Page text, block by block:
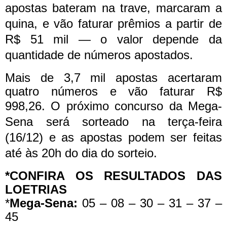
apostas bateram na trave, marcaram a
quina, e vão faturar prêmios a partir de
R$ 51 mil — o valor depende da
quantidade de números apostados.
Mais de 3,7 mil apostas acertaram
quatro números e vão faturar R$
998,26. O próximo concurso da Mega-
Sena será sorteado na terça-feira
(16/12) e as apostas podem ser feitas
até às 20h do dia do sorteio.
*CONFIRA OS RESULTADOS DAS
LOETRIAS
*Mega-Sena: 05 – 08 – 30 – 31 – 37 –
45